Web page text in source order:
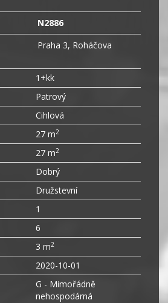
N2886
Praha 3, Roháčova
1+kk
Patrový
Cihlová
27 m2
27 m2
Dobrý
Družstevní
1
6
3 m2
2020-10-01
G - Mimořádně
nehospodárná